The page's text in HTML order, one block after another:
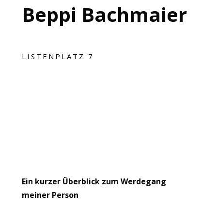
Beppi Bachmaier
LISTENPLATZ 7
Ein kurzer Überblick zum Werdegang
meiner Person